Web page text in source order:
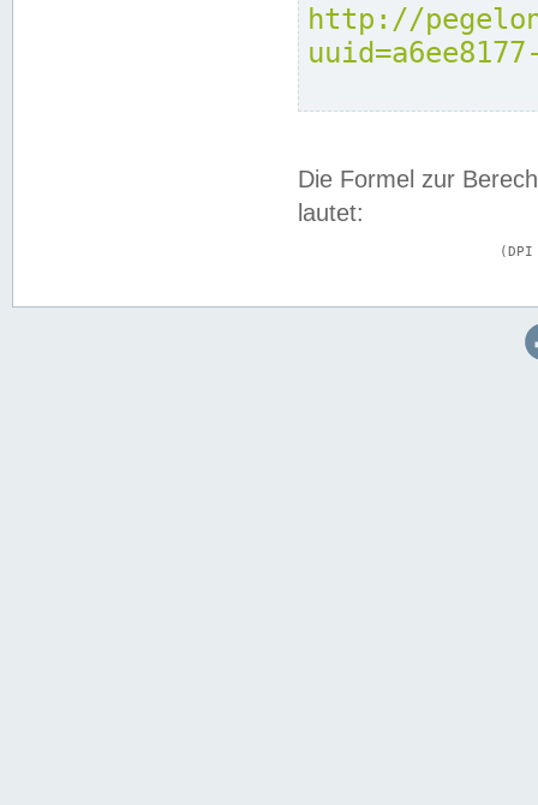
http://
Die Formel zur
lautet: